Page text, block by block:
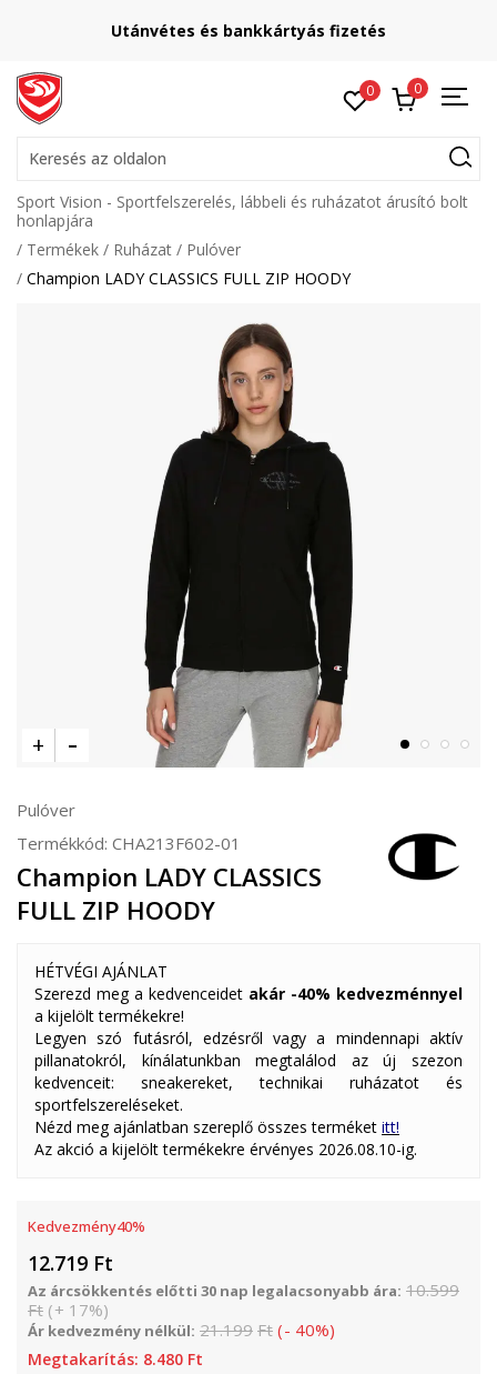
Utánvétes és bankkártyás fizetés
0 0
Keresés az oldalon
Sport Vision - Sportfelszerelés, lábbeli és ruházatot árusító bolt
honlapjára
Termékek
Ruházat
Pulóver
Champion LADY CLASSICS FULL ZIP HOODY
Pulóver
Termékkód: CHA213F602-01
Champion LADY CLASSICS
FULL ZIP HOODY
HÉTVÉGI AJÁNLAT
Szerezd meg a kedvenceidet akár -40% kedvezménnyel
a kijelölt termékekre!
Legyen szó futásról, edzésről vagy a mindennapi aktív
pillanatokról, kínálatunkban megtalálod az új szezon
kedvenceit: sneakereket, technikai ruházatot és
sportfelszereléseket.
Nézd meg ajánlatban szereplő összes terméket itt!
Az akció a kijelölt termékekre érvényes 2026.08.10-ig.
Kedvezmény40%
12.719 Ft
Az árcsökkentés előtti 30 nap legalacsonyabb ára: 10.599
Ft (+ 17%)
Ár kedvezmény nélkül: 21.199 Ft (- 40%)
Megtakarítás: 8.480 Ft